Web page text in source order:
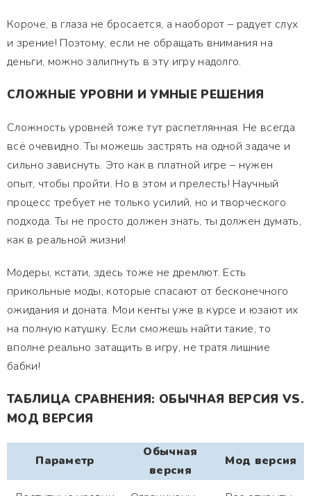
Короче, в глаза не бросается, а наоборот – радует слух
и зрение! Поэтому, если не обращать внимания на
деньги, можно залипнуть в эту игру надолго.
СЛОЖНЫЕ УРОВНИ И УМНЫЕ РЕШЕНИЯ
Сложность уровней тоже тут распетлянная. Не всегда
всё очевидно. Ты можешь застрять на одной задаче и
сильно зависнуть. Это как в платной игре – нужен
опыт, чтобы пройти. Но в этом и прелесть! Научный
процесс требует не только усилий, но и творческого
подхода. Ты не просто должен знать, ты должен думать,
как в реальной жизни!
Модеры, кстати, здесь тоже не дремлют. Есть
прикольные моды, которые спасают от бесконечного
ожидания и доната. Мои кенты уже в курсе и юзают их
на полную катушку. Если сможешь найти такие, то
вполне реально затащить в игру, не тратя лишние
бабки!
ТАБЛИЦА СРАВНЕНИЯ: ОБЫЧНАЯ ВЕРСИЯ VS.
МОД ВЕРСИЯ
Параметр
Обычная
версия
Мод версия